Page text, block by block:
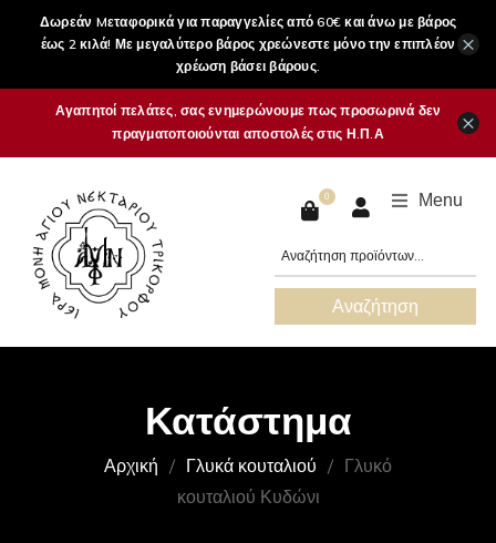
Δωρεάν Mεταφορικά για παραγγελίες από 60€ και άνω με βάρος
έως 2 κιλά! Με μεγαλύτερο βάρος χρεώνεστε μόνο την επιπλέον
χρέωση βάσει βάρους.
×
Αγαπητοί πελάτες, σας ενημερώνουμε πως προσωρινά δεν
πραγματοποιούνται αποστολές στις Η.Π.Α
×
0 Menu
Αναζήτηση
Κατάστημα
Αρχική Γλυκά κουταλιού
Γλυκό
κουταλιού Κυδώνι